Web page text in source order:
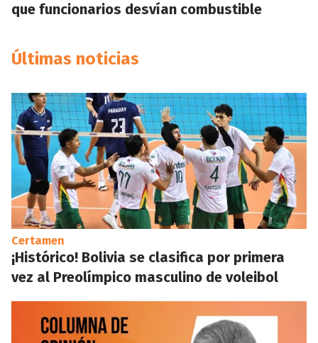
que funcionarios desvían combustible
Últimas noticias
Certamen
¡Histórico! Bolivia se clasifica por primera
vez al Preolímpico masculino de voleibol